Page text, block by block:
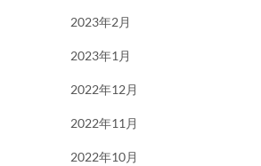
2023年2月
2023年1月
2022年12月
2022年11月
2022年10月